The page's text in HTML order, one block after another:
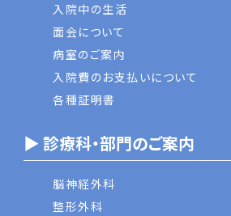
入院中の生活
面会について
病室のご案内
入院費のお支払いについて
各種証明書
▶ 診療科・部門のご案内
脳神経外科
整形外科